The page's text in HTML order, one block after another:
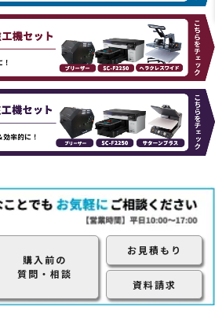
購入前の
質問・相談
お見積もり
資料請求